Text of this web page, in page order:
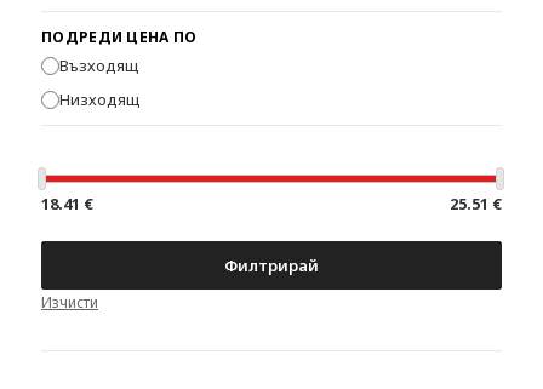
ПОДРЕДИ ЦЕНА ПО
Възходящ
Низходящ
18.41 € 25.51 €
Филтрирай